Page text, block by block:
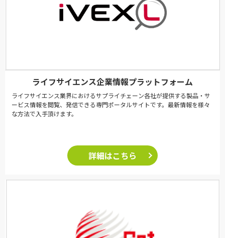
ライフサイエンス企業情報プラットフォーム
ライフサイエンス業界におけるサプライチェーン各社が提供する製品・サ
ービス情報を閲覧、発信できる専門ポータルサイトです。最新情報を様々
な方法で入手頂けます。
詳細はこちら